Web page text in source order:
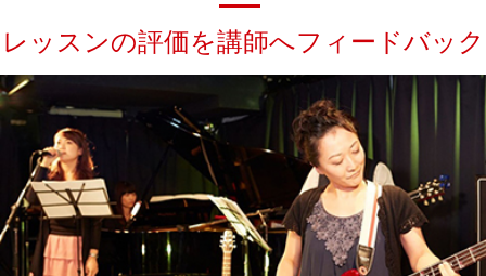
レッスンの評価を講師へフィードバック